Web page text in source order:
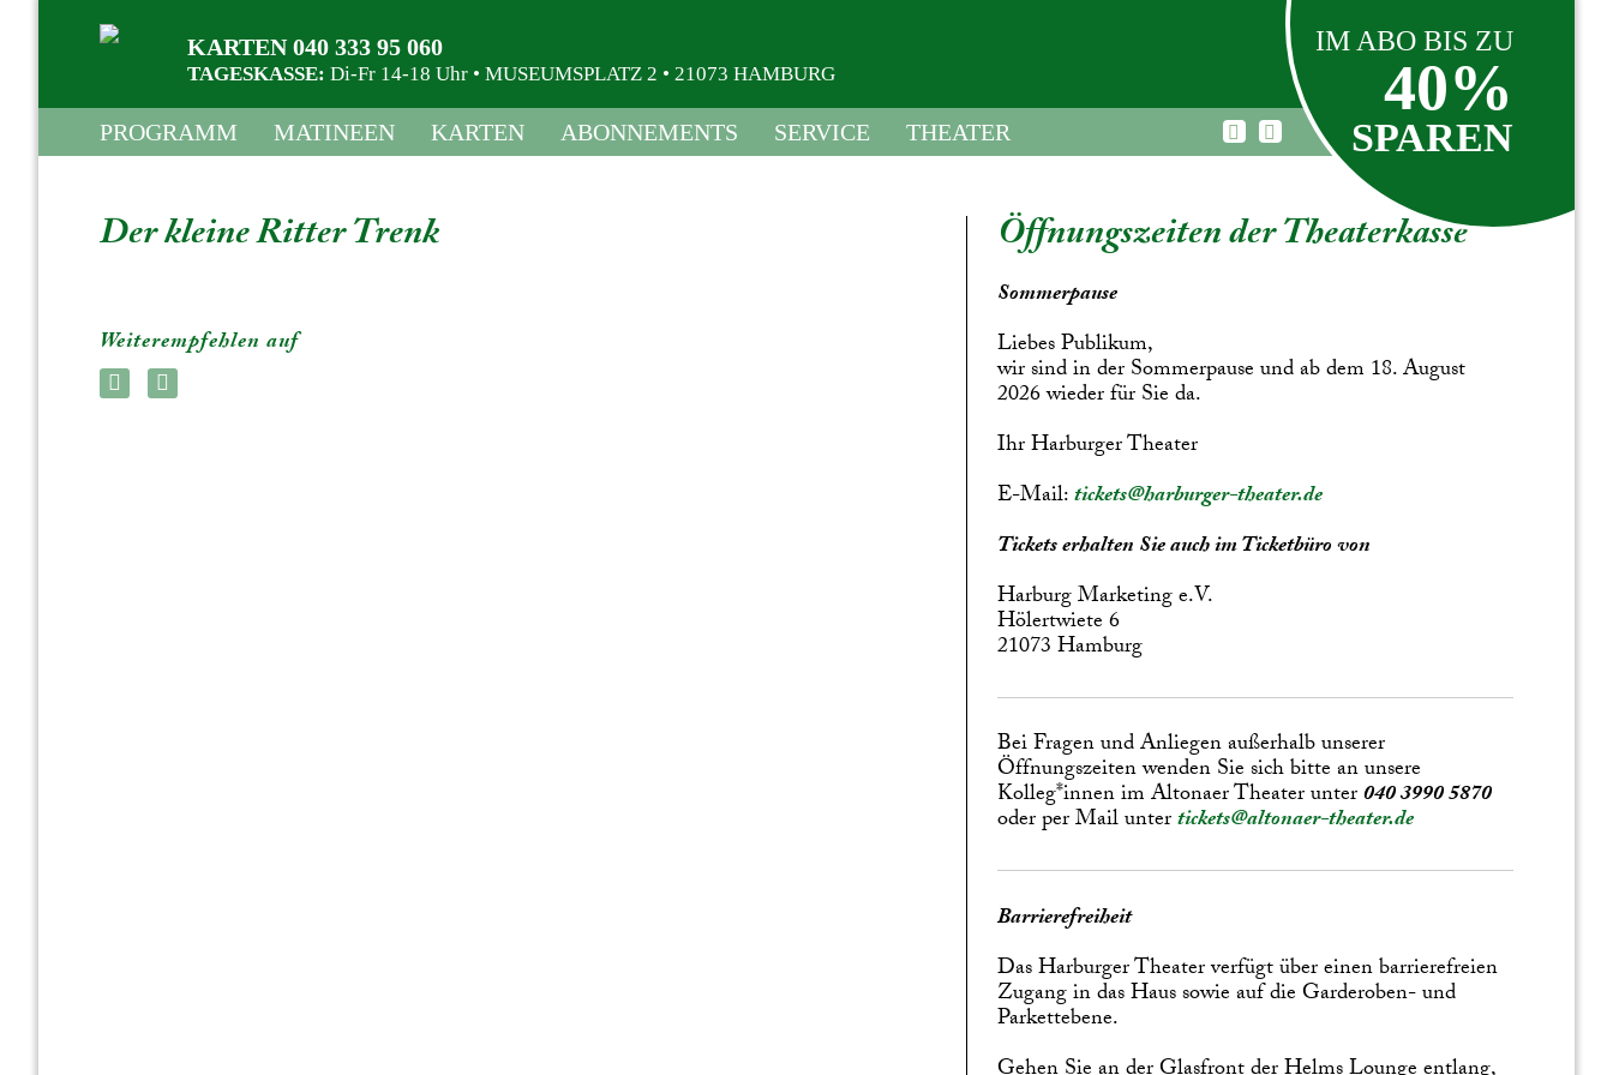
KARTEN 040 333 95 060
TAGESKASSE:Di-Fr 14-18 Uhr • MUSEUMSPLATZ 2 • 21073 HAMBURG
IM ABO BIS ZU
40%
SPAREN
PROGRAMM MATINEEN KARTEN ABONNEMENTS SERVICE THEATER
Der kleine Ritter Trenk
Weiterempfehlen auf
Öffnungszeiten der Theaterkasse
Sommerpause
Liebes Publikum,
wir sind in der Sommerpause und ab dem 18. August
2026 wieder für Sie da.
Ihr Harburger Theater
E-Mail:tickets@harburger-theater.de
Tickets erhalten Sie auch im Ticketbüro von
Harburg Marketing e.V.
Hölertwiete 6
21073 Hamburg
Bei Fragen und Anliegen außerhalb unserer
Öffnungszeiten wenden Sie sich bitte an unsere
Kolleg*innen im Altonaer Theater unter040 3990 5870
oder per Mail untertickets@altonaer-theater.de
Barrierefreiheit
Das Harburger Theater verfügt über einen barrierefreien
Zugang in das Haus sowie auf die Garderoben- und
Parkettebene.